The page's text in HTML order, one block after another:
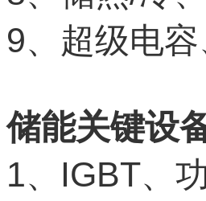
9、超级电
储能关键设
1、 IGBT、